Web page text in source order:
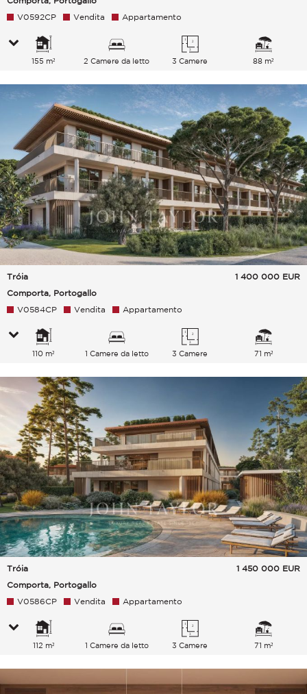
V0592CP Vendita Appartamento
155 m² 2 Camere da letto 3 Camere 88 m²
Tróia
Comporta, Portogallo
1 400 000 EUR
V0584CP Vendita Appartamento
110 m² 1 Camere da letto 3 Camere 71 m²
Tróia
Comporta, Portogallo
1 450 000 EUR
V0586CP Vendita Appartamento
112 m² 1 Camere da letto 3 Camere 71 m²